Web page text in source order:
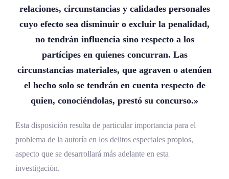
relaciones, circunstancias y calidades personales
cuyo efecto sea disminuir o excluir la penalidad,
no tendrán influencia sino respecto a los
partícipes en quienes concurran. Las
circunstancias materiales, que agraven o atenúen
el hecho solo se tendrán en cuenta respecto de
quien, conociéndolas, prestó su concurso.»
Esta disposición resulta de particular importancia para el
problema de la autoría en los delitos especiales propios,
aspecto que se desarrollará más adelante en esta
investigación.